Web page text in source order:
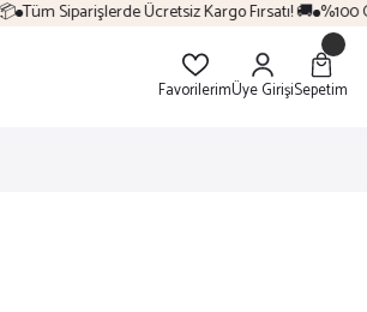
Tüm Siparişlerde Ücretsiz Kargo Fırsatı! 🚚 %100
FavorilerimÜye GirişiSepetim